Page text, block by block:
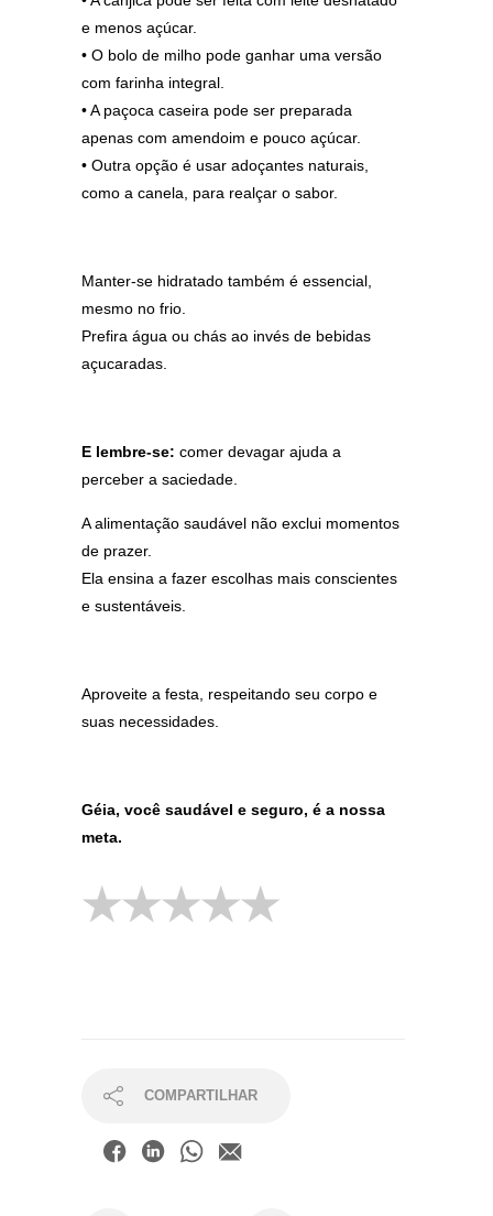
e menos açúcar.
• O bolo de milho pode ganhar uma versão
com farinha integral.
• A paçoca caseira pode ser preparada
apenas com amendoim e pouco açúcar.
• Outra opção é usar adoçantes naturais,
como a canela, para realçar o sabor.
Manter-se hidratado também é essencial,
mesmo no frio.
Prefira água ou chás ao invés de bebidas
açucaradas.
E lembre-se: comer devagar ajuda a
perceber a saciedade.
A alimentação saudável não exclui momentos
de prazer.
Ela ensina a fazer escolhas mais conscientes
e sustentáveis.
Aproveite a festa, respeitando seu corpo e
suas necessidades.
Géia, você saudável e seguro, é a nossa
meta.
COMPARTILHAR